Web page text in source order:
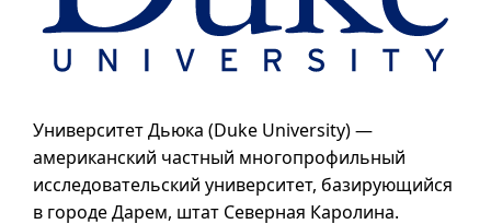
Университет Дьюка (Duke University) —
американский частный многопрофильный
исследовательский университет, базирующийся
в городе Дарем, штат Северная Каролина.